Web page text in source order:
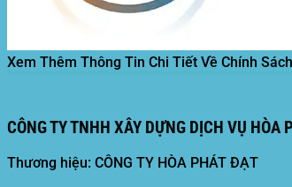
Xem Thêm Thông Tin Chi Tiết Về Chính
CÔNG TY TNHH XÂY DỰNG DỊCH VỤ HÒA
Thương hiệu: CÔNG TY HÒA PHÁT ĐẠT